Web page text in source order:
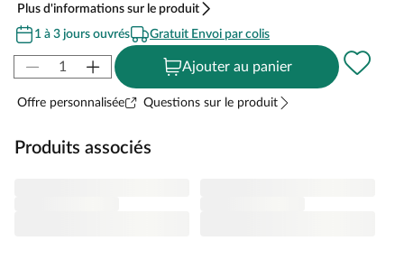
Plus d'informations sur le produit
1 à 3 jours ouvrés
Gratuit Envoi par colis
Ajouter au panier
Offre personnalisée Questions sur le produit
Produits associés